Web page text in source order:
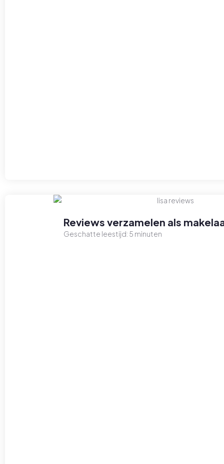
Reviews verzamelen als
Geschatte leestijd: 5 minuten